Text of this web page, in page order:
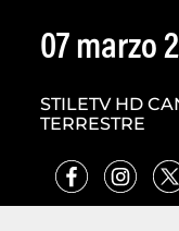
07 marzo
STILETV HD
TERRESTRE